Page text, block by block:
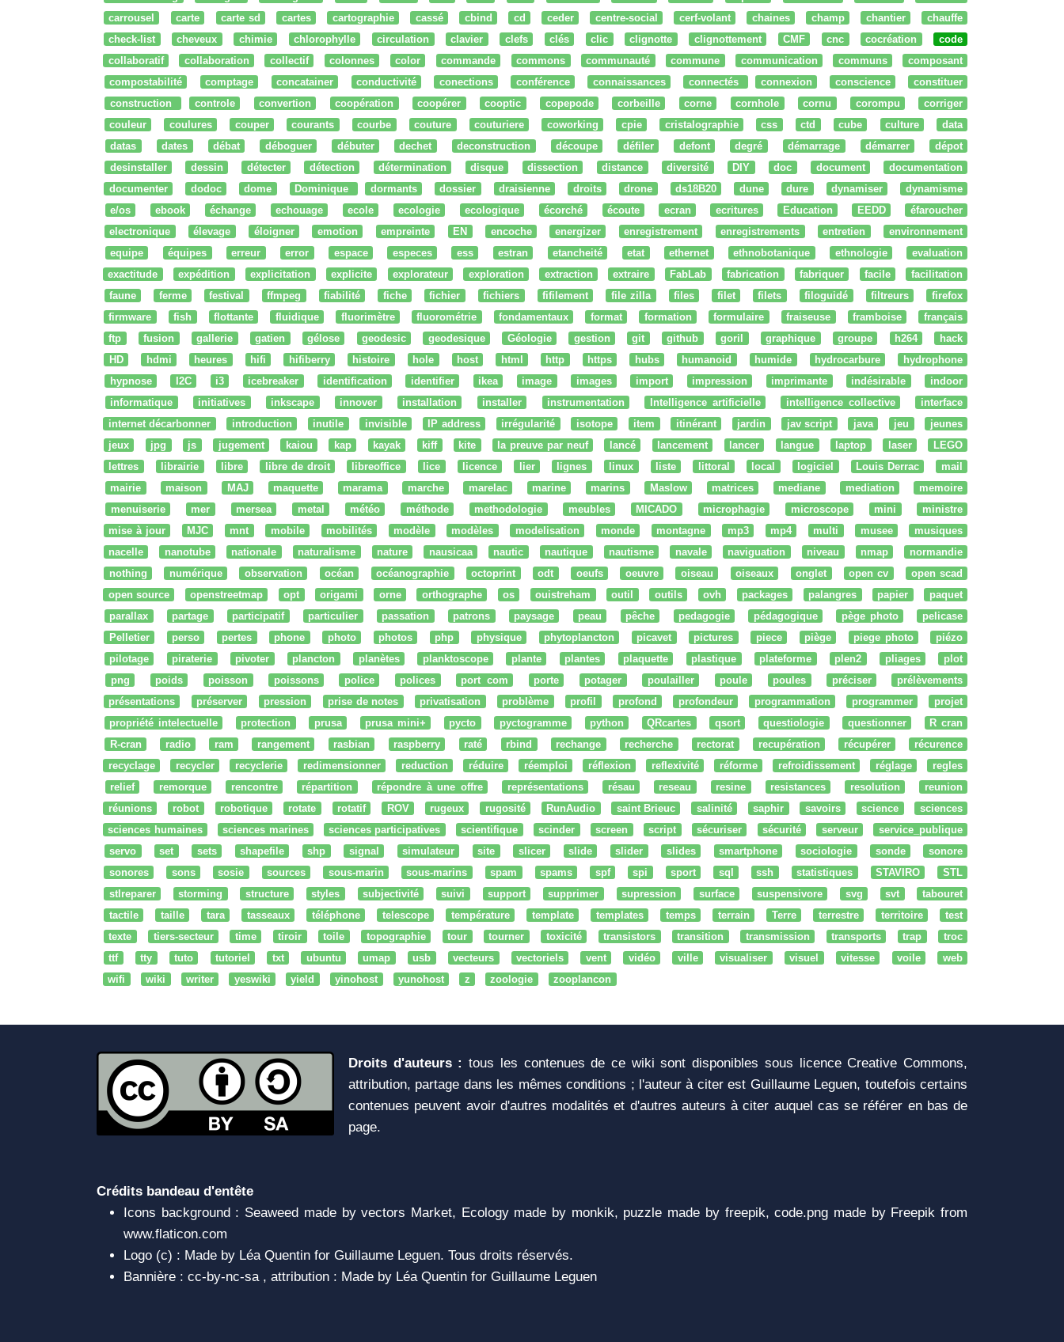
carrousel
carte carte sd cartes cartographie cassé cbind cd ceder centre-social cerf-volant chaines champ chantier
chauffe
check-list
cheveux chimie chlorophylle circulation clavier clefs clés clic clignotte clignottement CMF cnc cocréation
code
collaboratif
collaboration collectif colonnes color commande commons communauté commune communication communs
composant
compostabilité
comptage concatainer conductivité conections conférence connaissances connectés connexion conscience
constituer
construction
controle convertion coopération coopérer cooptic copepode corbeille corne cornhole cornu corompu
corriger
couleur
coulures couper courants courbe couture couturiere coworking cpie cristalographie css ctd cube culture
data
datas
dates débat déboguer débuter dechet deconstruction découpe défiler defont degré démarrage démarrer
dépot
desinstaller
dessin détecter détection détermination disque dissection distance diversité DIY doc document
documentation
documenter
dodoc dome Dominique dormants dossier draisienne droits drone ds18B20 dune dure dynamiser
dynamisme
e/os
ebook échange echouage ecole ecologie ecologique écorché écoute ecran ecritures Education EEDD
éfaroucher
electronique
élevage éloigner emotion empreinte EN encoche energizer enregistrement enregistrements entretien
environnement
equipe
équipes erreur error espace especes ess estran etancheité etat ethernet ethnobotanique ethnologie
evaluation
exactitude
expédition explicitation explicite explorateur exploration extraction extraire FabLab fabrication fabriquer facile
facilitation
faune
ferme festival ffmpeg fiabilité fiche fichier fichiers fifilement file zilla files filet filets filoguidé filtreurs
firefox
firmware
fish flottante fluidique fluorimètre fluorométrie fondamentaux format formation formulaire fraiseuse framboise
français
ftp
fusion gallerie gatien gélose geodesic geodesique Géologie gestion git github goril graphique groupe h264
hack
HD
hdmi heures hifi hifiberry histoire hole host html http https hubs humanoid humide hydrocarbure
hydrophone
hypnose
I2C i3 icebreaker identification identifier ikea image images import impression imprimante indésirable
indoor
informatique
initiatives inkscape innover installation installer instrumentation Intelligence artificielle intelligence collective
interface
internet décarbonner
introduction inutile invisible IP address irrégularité isotope item itinérant jardin jav script java jeu
jeunes
jeux
jpg js jugement kaiou kap kayak kiff kite la preuve par neuf lancé lancement lancer langue laptop laser
LEGO
lettres
librairie libre libre de droit libreoffice lice licence lier lignes linux liste littoral local logiciel Louis Derrac
mail
mairie
maison MAJ maquette marama marche marelac marine marins Maslow matrices mediane mediation
memoire
menuiserie
mer mersea metal météo méthode methodologie meubles MICADO microphagie microscope mini
ministre
mise à jour
MJC mnt mobile mobilités modèle modèles modelisation monde montagne mp3 mp4 multi musee
musiques
nacelle
nanotube nationale naturalisme nature nausicaa nautic nautique nautisme navale naviguation niveau nmap
normandie
nothing
numérique observation océan océanographie octoprint odt oeufs oeuvre oiseau oiseaux onglet open cv
open scad
open source
openstreetmap opt origami orne orthographe os ouistreham outil outils ovh packages palangres papier
paquet
parallax
partage participatif particulier passation patrons paysage peau pêche pedagogie pédagogique pège photo
pelicase
Pelletier
perso pertes phone photo photos php physique phytoplancton picavet pictures piece piège piege photo
piézo
pilotage
piraterie pivoter plancton planètes planktoscope plante plantes plaquette plastique plateforme plen2 pliages
plot
png
poids poisson poissons police polices port com porte potager poulailler poule poules préciser
prélèvements
présentations
préserver pression prise de notes privatisation problème profil profond profondeur programmation programmer
projet
propriété intelectuelle
protection prusa prusa mini+ pycto pyctogramme python QRcartes qsort questiologie questionner
R cran
R-cran
radio ram rangement rasbian raspberry raté rbind rechange recherche rectorat recupération récupérer
récurence
recyclage
recycler recyclerie redimensionner reduction réduire réemploi réflexion reflexivité réforme refroidissement réglage
regles
relief
remorque rencontre répartition répondre à une offre représentations résau reseau resine resistances resolution
reunion
réunions
robot robotique rotate rotatif ROV rugeux rugosité RunAudio saint Brieuc salinité saphir savoirs science
sciences
sciences humaines
sciences marines sciences participatives scientifique scinder screen script sécuriser sécurité serveur
service_publique
servo
set sets shapefile shp signal simulateur site slicer slide slider slides smartphone sociologie sonde
sonore
sonores
sons sosie sources sous-marin sous-marins spam spams spf spi sport sql ssh statistiques STAVIRO
STL
stlreparer
storming structure styles subjectivité suivi support supprimer supression surface suspensivore svg svt
tabouret
tactile
taille tara tasseaux téléphone telescope température template templates temps terrain Terre terrestre territoire
test
texte
tiers-secteur time tiroir toile topographie tour tourner toxicité transistors transition transmission transports trap
troc
ttf
tty tuto tutoriel txt ubuntu umap usb vecteurs vectoriels vent vidéo ville visualiser visuel vitesse voile
web
wifi
wiki writer yeswiki yield yinohost yunohost z zoologie zooplancon
Droits d'auteurs : tous les contenues de ce wiki sont disponibles sous licence Creative Commons,
attribution, partage dans les mêmes conditions ; l'auteur à citer est Guillaume Leguen, toutefois certains
contenues peuvent avoir d'autres modalités et d'autres auteurs à citer auquel cas se référer en bas de
page.
Crédits bandeau d'entête
Icons background : Seaweed made by vectors Market, Ecology made by monkik, puzzle made by freepik, code.png made by Freepik from
www.flaticon.com
Logo (c) : Made by Léa Quentin for Guillaume Leguen. Tous droits réservés.
Bannière : cc-by-nc-sa , attribution : Made by Léa Quentin for Guillaume Leguen